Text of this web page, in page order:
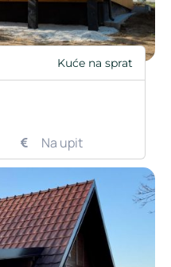
Kuće na sprat
Na upit